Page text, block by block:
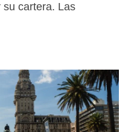
su cartera. Las